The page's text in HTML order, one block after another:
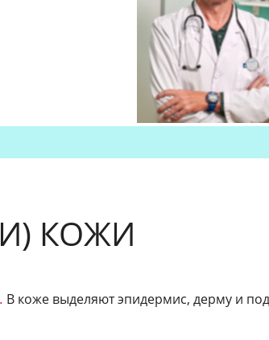
КОЖИ
В коже выделяют эпидермис, дерму и